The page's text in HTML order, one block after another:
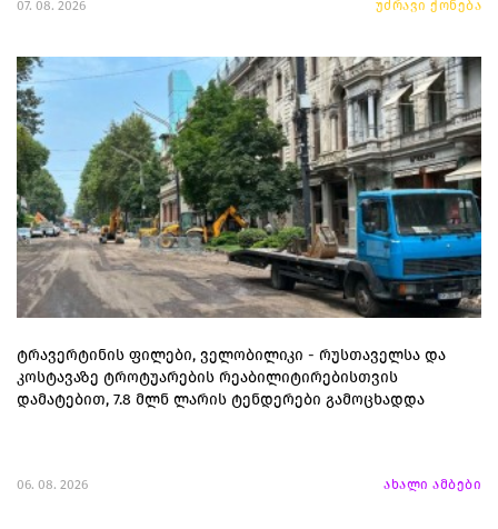
07. 08. 2026 უძრავი ქონება
ტრავერტინის ფილები, ველობილიკი - რუსთაველსა და
კოსტავაზე ტროტუარების რეაბილიტირებისთვის
დამატებით, 7.8 მლნ ლარის ტენდერები გამოცხადდა
06. 08. 2026 ახალი ამბები